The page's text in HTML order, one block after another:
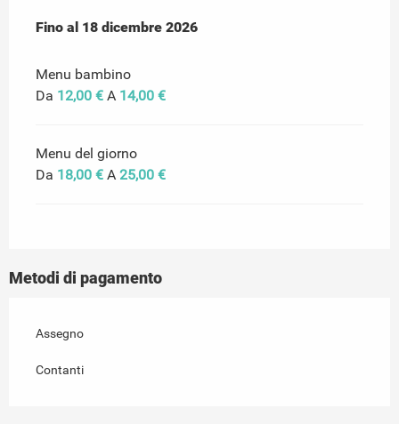
Dal9 marzo 2026al 18 dicembre 2026
Fino al 18 dicembre 2026
Menu bambino
Da 12,00 € A 14,00 €
Menu del giorno
Da 18,00 € A 25,00 €
Metodi di pagamento
Assegno
Contanti